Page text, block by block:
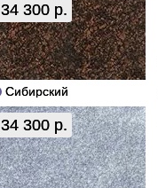
34 300 р.
Сибирский
34 300 р.